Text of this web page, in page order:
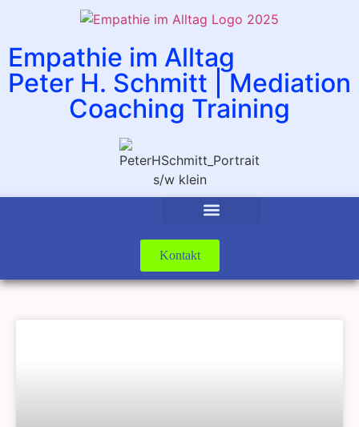
Empathie im Alltag
Peter H. Schmitt | Mediation
Coaching Training
Kontakt